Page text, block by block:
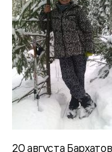
20 августа